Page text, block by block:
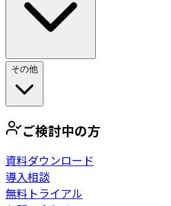
その他
ご検討中の方
資料ダウンロード
導入相談
無料トライアル